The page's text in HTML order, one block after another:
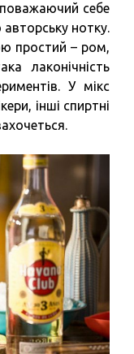
себе
нотку.
простий – ром,
лаконічність
У мікс
інші спиртні